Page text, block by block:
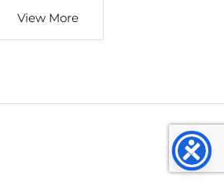
View More